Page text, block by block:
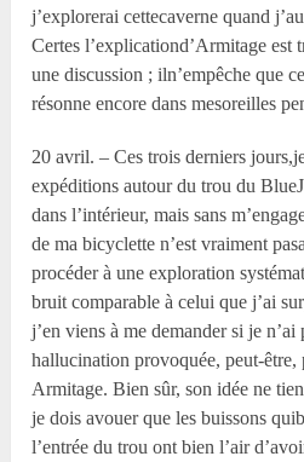
j’explorerai cettecaverne quand
Certes l’explicationd’Armitage est
une discussion ; iln’empêche que
résonne encore dans mesoreilles
20 avril. – Ces trois derniers
expéditions autour du trou du
dans l’intérieur, mais sans
de ma bicyclette n’est vraiment
procéder à une exploration
bruit comparable à celui que j’ai
j’en viens à me demander si je n’ai
hallucination provoquée, peut-être,
Armitage. Bien sûr, son idée ne
je dois avouer que les buissons
l’entrée du trou ont bien l’air